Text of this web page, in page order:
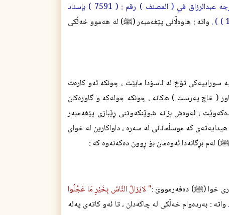
(أخرجه عبدالرزاق في ( المصنف ) رقم : ( 7591 ) بإسناد
واته‌ : هاوه‌ڵانى پێغه‌مبه‌ر (ﷺ) له‌ هه‌موو خه‌ڵكى
سوراييه‌كى تۆخ له‌ ئاسۆدا مابێت ، چونكه‌ ئه‌و كاره‌ت
( خاچ په‌رست ) ه‌كانه‌ ، چونكه‌ جوله‌كه‌ و گاوره‌كان
، ئه‌وه‌ش بزانه‌ شوێنكه‌وتنى ڕێبازى پێغه‌مبه‌ر
كه‌ موسڵمانانى له‌ سه‌ره‌ ، داواكارين له‌ خواى
ﷺ) له‌م بڕگانه‌دا ئه‌وه‌مان بۆ ڕوون ده‌كه‌نه‌وه‌ كه‌ :
خوا (ﷺ) ده‌فه‌رمووێ :" لايَزالُ النَّاسُ بِخَيْرٍ مَا عَجَّلُوا
واته‌ : به‌رده‌وام خه‌ڵكى له‌ چاكه‌دان ، تا ئه‌و كاته‌ى په‌له‌